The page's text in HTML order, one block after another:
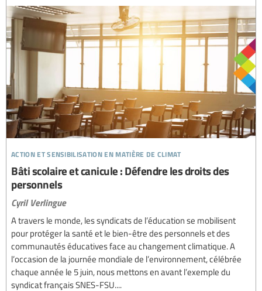
action et sensibilisation en matière de climat
Bâti scolaire et canicule : Défendre les droits des
personnels
Cyril Verlingue
A travers le monde, les syndicats de l’éducation se mobilisent
pour protéger la santé et le bien-être des personnels et des
communautés éducatives face au changement climatique. A
l’occasion de la journée mondiale de l’environnement, célébrée
chaque année le 5 juin, nous mettons en avant l’exemple du
syndicat français SNES-FSU....